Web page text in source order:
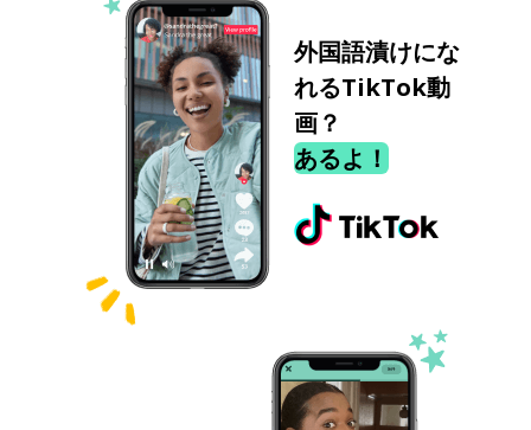
外国語漬けにな
れるTikTok動
画？
あるよ！